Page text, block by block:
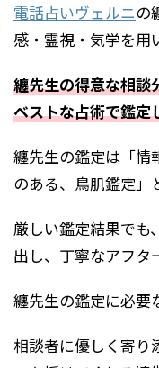
電話占いヴェルニの
感・霊視・気学を用
纏先生の得意な相談
ベストな占術で鑑定
纏先生の鑑定は「情
のある、鳥肌鑑定」
厳しい鑑定結果でも
出し、丁寧なアフタ
纏先生の鑑定に必要
相談者に優しく寄り